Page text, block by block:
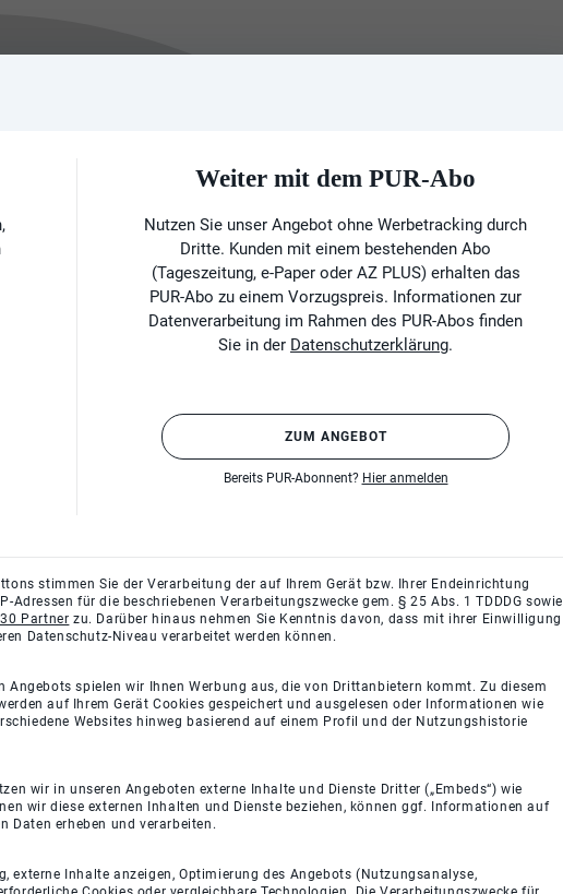
Weiter mit dem PUR-Abo
Nutzen Sie unser Angebot ohne Werbetracking durch
Dritte. Kunden mit einem bestehenden Abo
(Tageszeitung, e-Paper oder AZ PLUS) erhalten das
PUR-Abo zu einem Vorzugspreis. Informationen zur
Datenverarbeitung im Rahmen des PUR-Abos finden
Sie in der Datenschutzerklärung.
ZUM ANGEBOT
Bereits PUR-Abonnent? Hier anmelden
stimmen Sie der Verarbeitung der auf Ihrem Gerät bzw. Ihrer Endeinrichtung
für die beschriebenen Verarbeitungszwecke gem. § 25 Abs. 1 TDDDG sowie
Partner zu. Darüber hinaus nehmen Sie Kenntnis davon, dass mit ihrer Einwilligung
Datenschutz-Niveau verarbeitet werden können.
spielen wir Ihnen Werbung aus, die von Drittanbietern kommt. Zu diesem
auf Ihrem Gerät Cookies gespeichert und ausgelesen oder Informationen wie
Websites hinweg basierend auf einem Profil und der Nutzungshistorie
wir in unseren Angeboten externe Inhalte und Dienste Dritter („Embeds“) wie
wir diese externen Inhalten und Dienste beziehen, können ggf. Informationen auf
Daten erheben und verarbeiten.
externe Inhalte anzeigen, Optimierung des Angebots (Nutzungsanalyse,